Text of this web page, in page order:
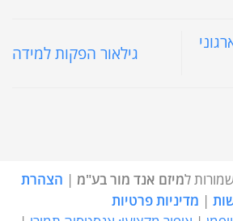
גילאור הפקות למידה
מיזם אנד מור בע"מ | הצהרת
| מדיניות פרטיות